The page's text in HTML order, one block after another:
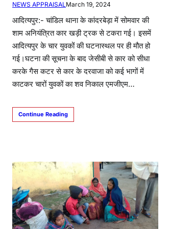
NEWS APPRAISALMarch 19, 2024
आदित्यपुर:- चांडिल थाना के कांदरबेड़ा में सोमवार की
शाम अनियंत्रित कार खड़ी ट्रक से टकरा गई। इसमें
आदित्यपुर के चार युवकों की घटनास्थल पर ही मौत हो
गई।घटना की सूचना के बाद जेसीबी से कार को सीधा
करके गैस कटर से कार के दरवाजा को कई भागों में
काटकर चारों युवकों का शव निकाल एमजीएम…
Continue Reading